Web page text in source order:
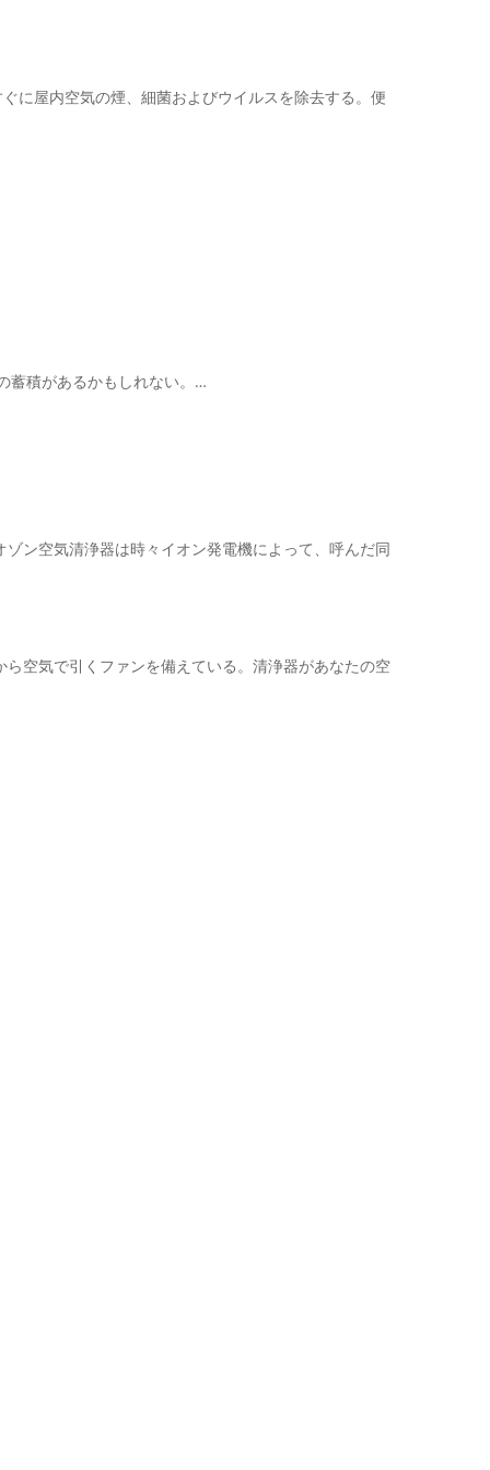
に屋内空気の煙、細菌およびウイルスを除去する。便
蓄積があるかもしれない。…
ン空気清浄器は時々イオン発電機によって、呼んだ同
空気で引くファンを備えている。清浄器があなたの空